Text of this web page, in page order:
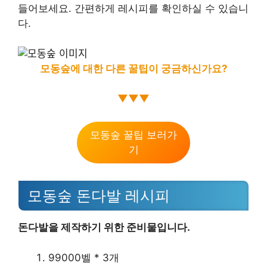
들어보세요. 간편하게 레시피를 확인하실 수 있습니
다.
모동숲에 대한 다른 꿀팁이 궁금하신가요?
▼▼▼
모동숲 꿀팁 보러가
기
모동숲 돈다발 레시피
돈다발을 제작하기 위한 준비물입니다.
99000벨 * 3개